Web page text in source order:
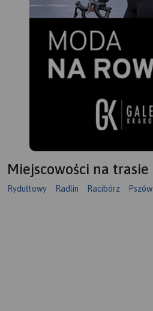
Miejscowości na trasie
Rydułtowy Radlin Racibórz Pszów